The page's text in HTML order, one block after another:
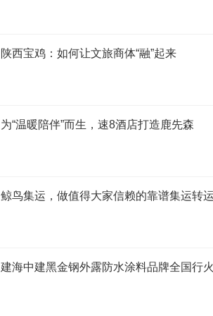
陕西宝鸡：如何让文旅商体“融”起来
为“温暖陪伴”而生，速8酒店打造鹿先森
鲸鸟集运，做值得大家信赖的靠谱集运转
建海中建黑金钢外露防水涂料品牌全国行